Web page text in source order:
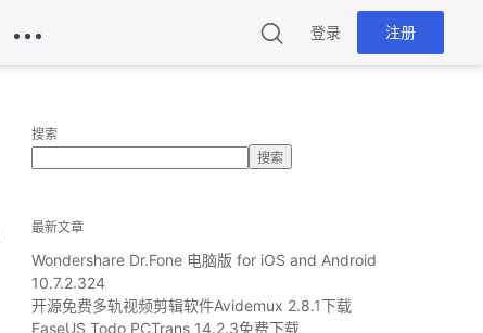
登录 注册
搜索
搜索
最新文章
Wondershare Dr.Fone 电脑版 for iOS and Android
10.7.2.324
开源免费多轨视频剪辑软件Avidemux 2.8.1下载
EaseUS Todo PCTrans 14.2.3免费下载